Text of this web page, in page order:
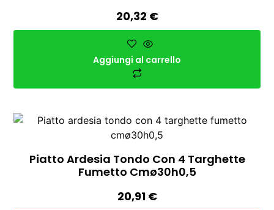
20,32 €
Aggiungi al carrello
Piatto Ardesia Tondo Con 4 Targhette
Fumetto Cmø30h0,5
20,91 €